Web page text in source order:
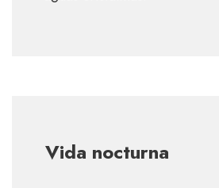
Vida nocturna